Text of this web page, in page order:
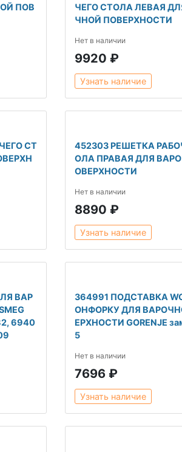
ПОВ
ЧЕГО СТОЛА ЛЕВАЯ
ЧНОЙ ПОВЕРХНОСТИ
Нет в наличии
9920 ₽
Узнать наличие
СТ
452303 РЕШЕТКА
ОЛА ПРАВАЯ ДЛЯ
ОВЕРХНОСТИ
Нет в наличии
8890 ₽
Узнать наличие
ВАР
6940
364991 ПОДСТАВКА
ОНФОРКУ ДЛЯ
ЕРХНОСТИ GORENJE
5
Нет в наличии
7696 ₽
Узнать наличие